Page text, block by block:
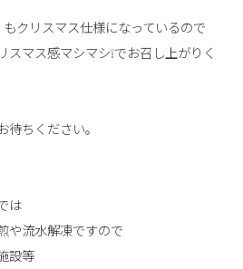
クリスマス仕様になっているので
マス感マシマシ❕でお召し上がりく
待ちください。
は
や流水解凍ですので
設等